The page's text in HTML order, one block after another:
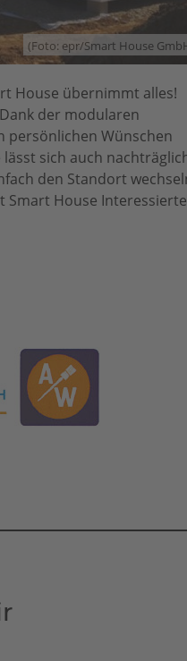
(Foto: epr/Smart House
House übernimmt alles!
der modularen
persönlichen Wünschen
sich auch
den Standort
Smart House Interessierte